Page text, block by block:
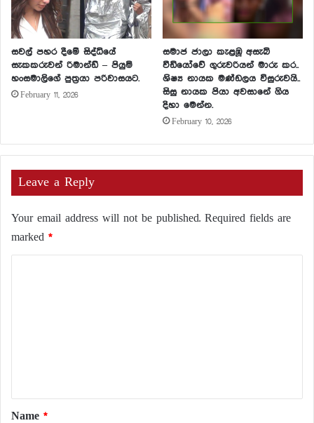
සවල් පහර දීමේ සිද්ධියේ
සැකකරුවන් රිමාන්ඩ් – පියුමි
හංසමාලිගේ පුත්‍රයා පරිවාසයට.
February 11, 2026
සමාජ ජාලා කැළඹූ අසැබි
වීඩියෝවේ ගුරුවරියන් මාරු කර..
ශිෂ්‍ය නායක මණ්ඩලය විසුරුවයි..
සිසු නායක පියා අවසානේ ගිය
දිහා මෙන්න.
February 10, 2026
Leave a Reply
Your email address will not be published. Required fields are
marked *
*
Name *